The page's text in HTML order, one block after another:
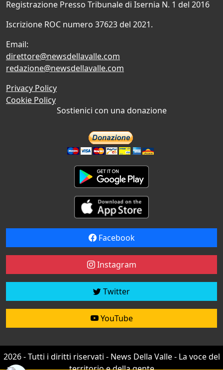
Registrazione Presso Tribunale di Isernia N. 1 del 2016
Iscrizione ROC numero 37623 del 2021.
Email:
direttore@newsdellavalle.com
redazione@newsdellavalle.com
Privacy Policy
Cookie Policy
Sostienici con una donazione
Facebook
Instagram
Twitter
YouTube
2026 - Tutti i diritti riservati - News Della Valle - La voce del